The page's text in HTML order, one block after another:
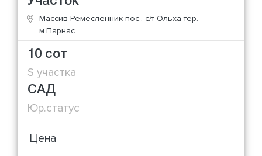
Массив Ремесленник пос., с/т Ольха тер.
м.Парнас
10 сот
S участка
САД
Юр.статус
Цена